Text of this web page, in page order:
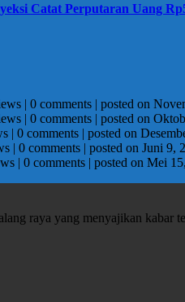
Catat Perputaran Uang
| 0 comments | posted on
| 0 comments | posted on
| 0 comments | posted on
| 0 comments | posted on Juni 9,
| 0 comments | posted on Mei
raya yang menyajikan kabar